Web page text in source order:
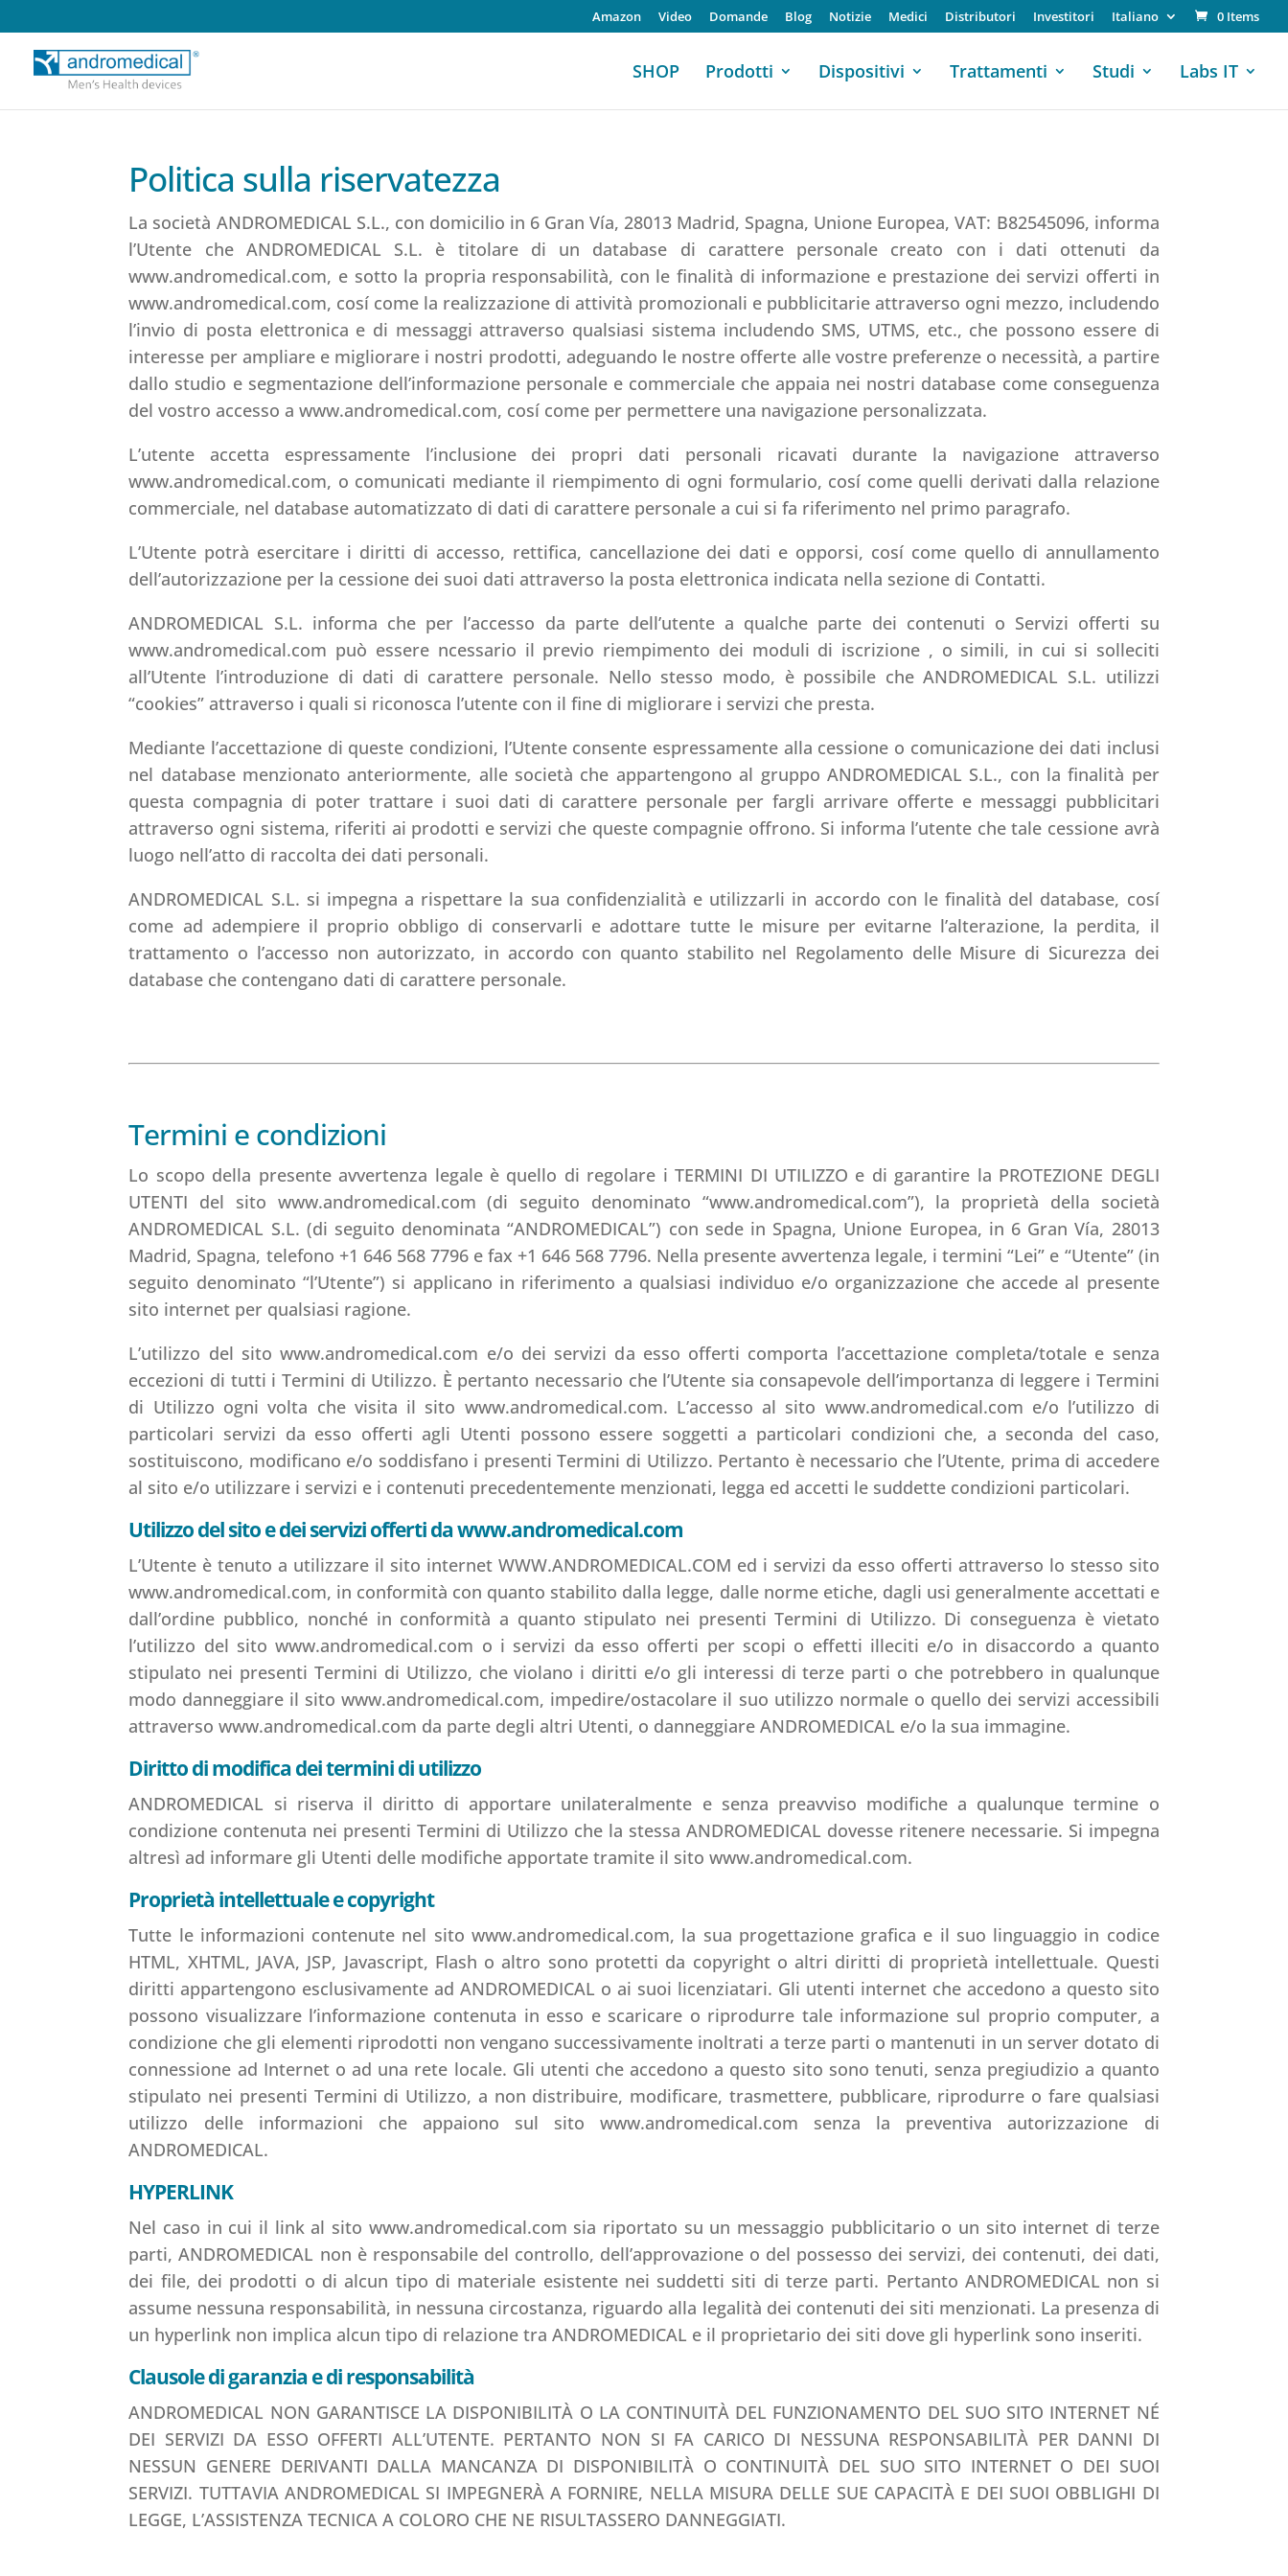
Amazon Video Domande Blog Notizie Medici Distributori Investitori Italiano 0 Items
SHOP Prodotti Dispositivi Trattamenti Studi Labs IT
Politica sulla riservatezza
La società ANDROMEDICAL S.L., con domicilio in 6 Gran Vía, 28013 Madrid, Spagna, Unione Europea, VAT: B82545096, informa
l’Utente che ANDROMEDICAL S.L. è titolare di un database di carattere personale creato con i dati ottenuti da
www.andromedical.com, e sotto la propria responsabilità, con le finalità di informazione e prestazione dei servizi offerti in
www.andromedical.com, cosí come la realizzazione di attività promozionali e pubblicitarie attraverso ogni mezzo, includendo
l’invio di posta elettronica e di messaggi attraverso qualsiasi sistema includendo SMS, UTMS, etc., che possono essere di
interesse per ampliare e migliorare i nostri prodotti, adeguando le nostre offerte alle vostre preferenze o necessità, a partire
dallo studio e segmentazione dell’informazione personale e commerciale che appaia nei nostri database come conseguenza
del vostro accesso a www.andromedical.com, cosí come per permettere una navigazione personalizzata.
L’utente accetta espressamente l’inclusione dei propri dati personali ricavati durante la navigazione attraverso
www.andromedical.com, o comunicati mediante il riempimento di ogni formulario, cosí come quelli derivati dalla relazione
commerciale, nel database automatizzato di dati di carattere personale a cui si fa riferimento nel primo paragrafo.
L’Utente potrà esercitare i diritti di accesso, rettifica, cancellazione dei dati e opporsi, cosí come quello di annullamento
dell’autorizzazione per la cessione dei suoi dati attraverso la posta elettronica indicata nella sezione di Contatti.
ANDROMEDICAL S.L. informa che per l’accesso da parte dell’utente a qualche parte dei contenuti o Servizi offerti su
www.andromedical.com può essere ncessario il previo riempimento dei moduli di iscrizione , o simili, in cui si solleciti
all’Utente l’introduzione di dati di carattere personale. Nello stesso modo, è possibile che ANDROMEDICAL S.L. utilizzi
“cookies” attraverso i quali si riconosca l’utente con il fine di migliorare i servizi che presta.
Mediante l’accettazione di queste condizioni, l’Utente consente espressamente alla cessione o comunicazione dei dati inclusi
nel database menzionato anteriormente, alle società che appartengono al gruppo ANDROMEDICAL S.L., con la finalità per
questa compagnia di poter trattare i suoi dati di carattere personale per fargli arrivare offerte e messaggi pubblicitari
attraverso ogni sistema, riferiti ai prodotti e servizi che queste compagnie offrono. Si informa l’utente che tale cessione avrà
luogo nell’atto di raccolta dei dati personali.
ANDROMEDICAL S.L. si impegna a rispettare la sua confidenzialità e utilizzarli in accordo con le finalità del database, cosí
come ad adempiere il proprio obbligo di conservarli e adottare tutte le misure per evitarne l’alterazione, la perdita, il
trattamento o l’accesso non autorizzato, in accordo con quanto stabilito nel Regolamento delle Misure di Sicurezza dei
database che contengano dati di carattere personale.
Termini e condizioni
Lo scopo della presente avvertenza legale è quello di regolare i TERMINI DI UTILIZZO e di garantire la PROTEZIONE DEGLI
UTENTI del sito www.andromedical.com (di seguito denominato “www.andromedical.com”), la proprietà della società
ANDROMEDICAL S.L. (di seguito denominata “ANDROMEDICAL”) con sede in Spagna, Unione Europea, in 6 Gran Vía, 28013
Madrid, Spagna, telefono +1 646 568 7796 e fax +1 646 568 7796. Nella presente avvertenza legale, i termini “Lei” e “Utente” (in
seguito denominato “l’Utente”) si applicano in riferimento a qualsiasi individuo e/o organizzazione che accede al presente
sito internet per qualsiasi ragione.
L’utilizzo del sito www.andromedical.com e/o dei servizi da esso offerti comporta l’accettazione completa/totale e senza
eccezioni di tutti i Termini di Utilizzo. È pertanto necessario che l’Utente sia consapevole dell’importanza di leggere i Termini
di Utilizzo ogni volta che visita il sito www.andromedical.com. L’accesso al sito www.andromedical.com e/o l’utilizzo di
particolari servizi da esso offerti agli Utenti possono essere soggetti a particolari condizioni che, a seconda del caso,
sostituiscono, modificano e/o soddisfano i presenti Termini di Utilizzo. Pertanto è necessario che l’Utente, prima di accedere
al sito e/o utilizzare i servizi e i contenuti precedentemente menzionati, legga ed accetti le suddette condizioni particolari.
Utilizzo del sito e dei servizi offerti da www.andromedical.com
L’Utente è tenuto a utilizzare il sito internet WWW.ANDROMEDICAL.COM ed i servizi da esso offerti attraverso lo stesso sito
www.andromedical.com, in conformità con quanto stabilito dalla legge, dalle norme etiche, dagli usi generalmente accettati e
dall’ordine pubblico, nonché in conformità a quanto stipulato nei presenti Termini di Utilizzo. Di conseguenza è vietato
l’utilizzo del sito www.andromedical.com o i servizi da esso offerti per scopi o effetti illeciti e/o in disaccordo a quanto
stipulato nei presenti Termini di Utilizzo, che violano i diritti e/o gli interessi di terze parti o che potrebbero in qualunque
modo danneggiare il sito www.andromedical.com, impedire/ostacolare il suo utilizzo normale o quello dei servizi accessibili
attraverso www.andromedical.com da parte degli altri Utenti, o danneggiare ANDROMEDICAL e/o la sua immagine.
Diritto di modifica dei termini di utilizzo
ANDROMEDICAL si riserva il diritto di apportare unilateralmente e senza preavviso modifiche a qualunque termine o
condizione contenuta nei presenti Termini di Utilizzo che la stessa ANDROMEDICAL dovesse ritenere necessarie. Si impegna
altresì ad informare gli Utenti delle modifiche apportate tramite il sito www.andromedical.com.
Proprietà intellettuale e copyright
Tutte le informazioni contenute nel sito www.andromedical.com, la sua progettazione grafica e il suo linguaggio in codice
HTML, XHTML, JAVA, JSP, Javascript, Flash o altro sono protetti da copyright o altri diritti di proprietà intellettuale. Questi
diritti appartengono esclusivamente ad ANDROMEDICAL o ai suoi licenziatari. Gli utenti internet che accedono a questo sito
possono visualizzare l’informazione contenuta in esso e scaricare o riprodurre tale informazione sul proprio computer, a
condizione che gli elementi riprodotti non vengano successivamente inoltrati a terze parti o mantenuti in un server dotato di
connessione ad Internet o ad una rete locale. Gli utenti che accedono a questo sito sono tenuti, senza pregiudizio a quanto
stipulato nei presenti Termini di Utilizzo, a non distribuire, modificare, trasmettere, pubblicare, riprodurre o fare qualsiasi
utilizzo delle informazioni che appaiono sul sito www.andromedical.com senza la preventiva autorizzazione di
ANDROMEDICAL.
HYPERLINK
Nel caso in cui il link al sito www.andromedical.com sia riportato su un messaggio pubblicitario o un sito internet di terze
parti, ANDROMEDICAL non è responsabile del controllo, dell’approvazione o del possesso dei servizi, dei contenuti, dei dati,
dei file, dei prodotti o di alcun tipo di materiale esistente nei suddetti siti di terze parti. Pertanto ANDROMEDICAL non si
assume nessuna responsabilità, in nessuna circostanza, riguardo alla legalità dei contenuti dei siti menzionati. La presenza di
un hyperlink non implica alcun tipo di relazione tra ANDROMEDICAL e il proprietario dei siti dove gli hyperlink sono inseriti.
Clausole di garanzia e di responsabilità
ANDROMEDICAL NON GARANTISCE LA DISPONIBILITÀ O LA CONTINUITÀ DEL FUNZIONAMENTO DEL SUO SITO INTERNET NÉ
DEI SERVIZI DA ESSO OFFERTI ALL’UTENTE. PERTANTO NON SI FA CARICO DI NESSUNA RESPONSABILITÀ PER DANNI DI
NESSUN GENERE DERIVANTI DALLA MANCANZA DI DISPONIBILITÀ O CONTINUITÀ DEL SUO SITO INTERNET O DEI SUOI
SERVIZI. TUTTAVIA ANDROMEDICAL SI IMPEGNERÀ A FORNIRE, NELLA MISURA DELLE SUE CAPACITÀ E DEI SUOI OBBLIGHI DI
LEGGE, L’ASSISTENZA TECNICA A COLORO CHE NE RISULTASSERO DANNEGGIATI.